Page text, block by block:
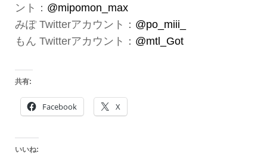
ント： @mipomon_max
みぽ Twitterアカウント： @po_miii_
もん Twitterアカウント： @mtl_Got
共有:
Facebook X
いいね: